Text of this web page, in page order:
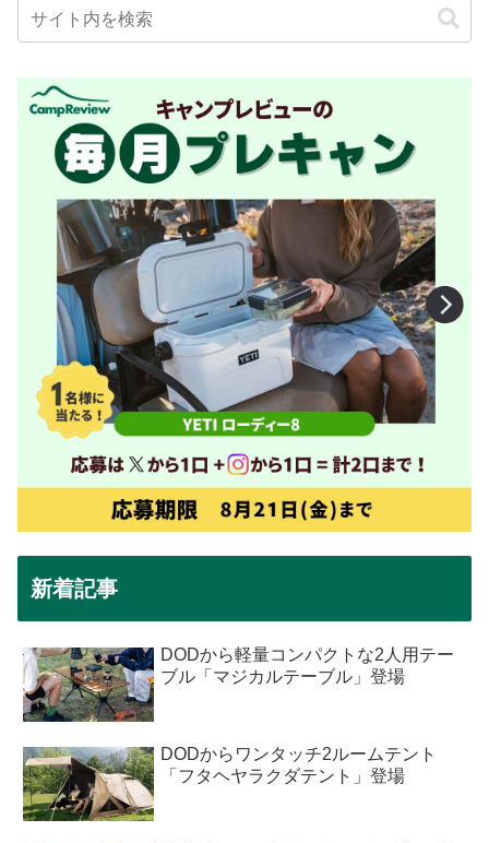
新着記事
DODから軽量コンパクトな2人用テー
ブル「マジカルテーブル」登場
DODからワンタッチ2ルームテント
「フタヘヤラクダテント」登場